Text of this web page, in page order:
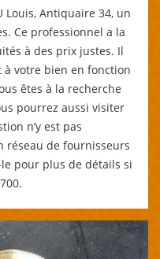
Louis, Antiquaire 34, un
Ce professionnel a la
à des prix justes. Il
votre bien en fonction
êtes à la recherche
pourrez aussi visiter
n’y est pas
de fournisseurs
pour plus de détails si